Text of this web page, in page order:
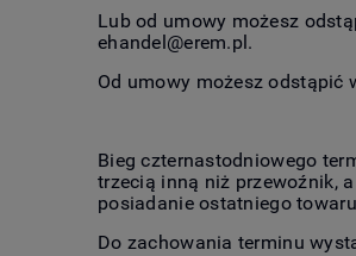
Lub od umowy możesz
ehandel@erem.pl .
Od umowy możesz odstąpić
Bieg czternastodniowego
trzecią inną niż przewoźnik,
posiadanie ostatniego
Do zachowania terminu